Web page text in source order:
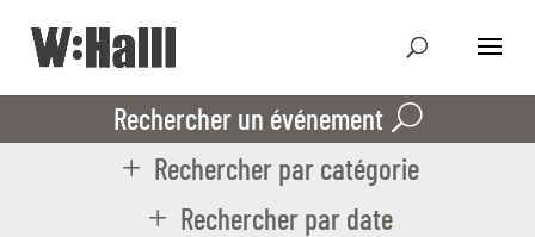
Rechercher un événement
Rechercher par catégorie
Rechercher par date